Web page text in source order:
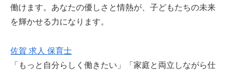
働けます。あなたの優しさと情熱が、子どもたちの未来
を輝かせる力になります。
佐賀 求人 保育士
「もっと自分らしく働きたい」「家庭と両立しながら仕